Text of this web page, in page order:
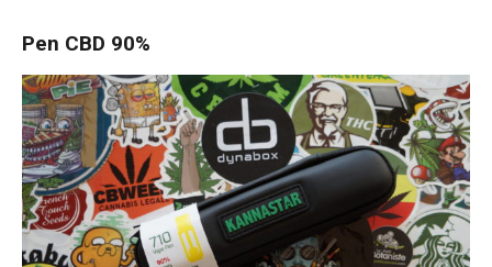
Pen CBD 90%